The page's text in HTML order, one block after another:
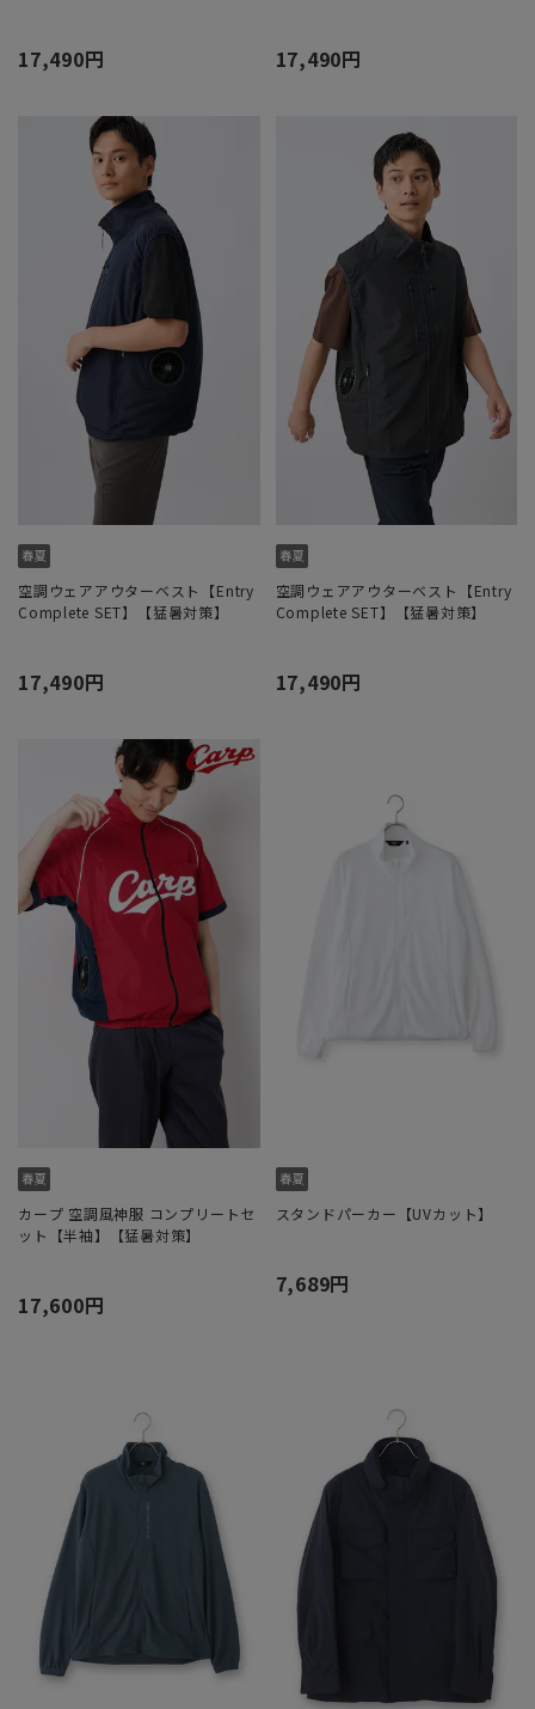
17,490円 17,490円
空調ウェアアウターベスト【Entry
Complete SET】【猛暑対策】
17,490円
空調ウェアアウターベスト【Entry
Complete SET】【猛暑対策】
17,490円
カープ 空調風神服 コンプリートセ
ット【半袖】【猛暑対策】
17,600円
スタンドパーカー【UVカット】
7,689円